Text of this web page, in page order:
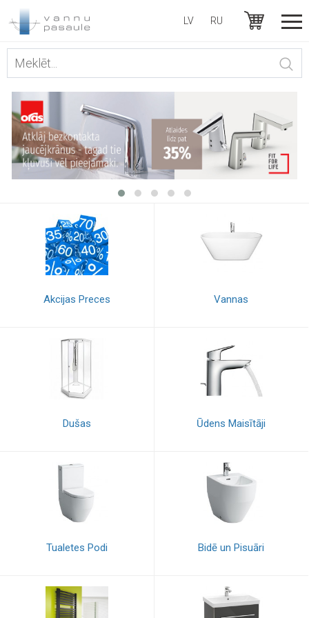
LV RU
Akcijas Preces Vannas
Dušas Ūdens Maisītāji
Tualetes Podi Bidē un Pisuāri